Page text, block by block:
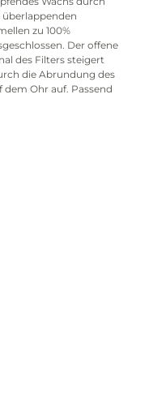
überlappenden
zu 100%
Der offene
des Filters steigert
die Abrundung des
dem Ohr auf. Passend